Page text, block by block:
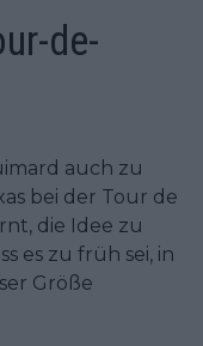
de-
auch zu
bei der Tour de
die Idee zu
es zu früh sei, in
Größe